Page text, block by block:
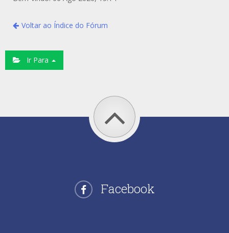
Voltar ao Índice do Fórum
Ir Para
Facebook